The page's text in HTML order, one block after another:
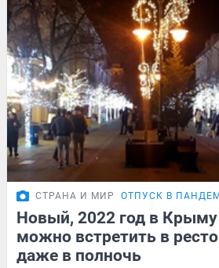
СТРАНА И МИР ОТПУСК В
Новый, 2022 год в Крыму
можно встретить в
даже в полночь